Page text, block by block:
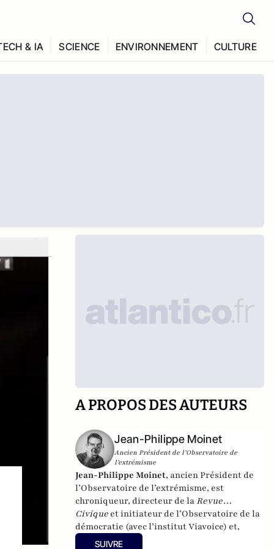
& IA SCIENCE ENVIRONNEMENT CULTURE
A PROPOS DES AUTEURS
Jean-Philippe Moinet
Ancien Président de l’Observatoire de
l’extrémisme
Jean-Philippe Moinet, ancien Président de
l’Observatoire de l’extrémisme, est
chroniqueur, directeur de la Revue
Civique etinitiateur de l’Observatoire de la
démocratie (avec l’institut Viavoice) et,
depuis début 2020, président de l’institut
SUIVRE